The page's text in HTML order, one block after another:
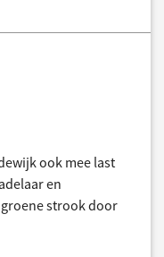
ook mee last
en
strook door